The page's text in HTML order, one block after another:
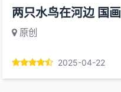
两只水鸟在河边 国画
原创
2025-04-22